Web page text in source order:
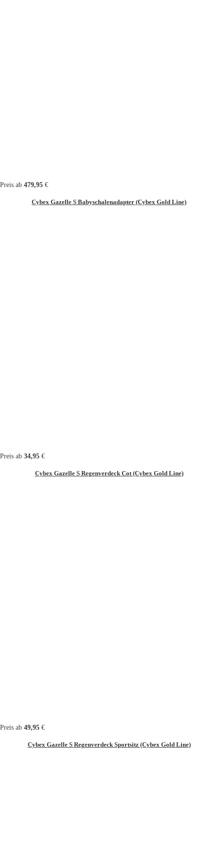
Preis ab 479,95 €
Cybex Gazelle S Babyschalenadapter (Cybex Gold Line)
Preis ab 34,95 €
Cybex Gazelle S Regenverdeck Cot (Cybex Gold Line)
Preis ab 49,95 €
Cybex Gazelle S Regenverdeck Sportsitz (Cybex Gold Line)